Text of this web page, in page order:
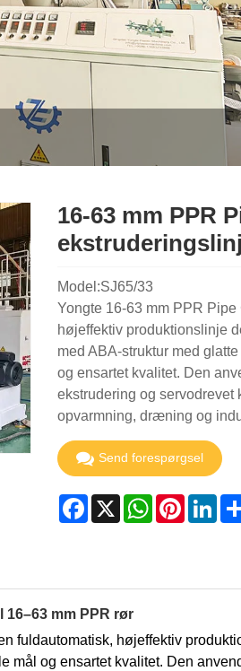
16-63 mm PPR
Model:SJ65/33
Yongte 16-63 mm PPR
højeffektiv produktionslinje
med ABA-struktur med
og ensartet kvalitet. Den
ekstrudering og servodrevet
opvarmning, dræning og
Send forespørgsel
Facebook
X WhatsApp
Pinterest
mm PPR rør
fuldautomatisk, højeffektiv
mål og ensartet kvalitet. Den